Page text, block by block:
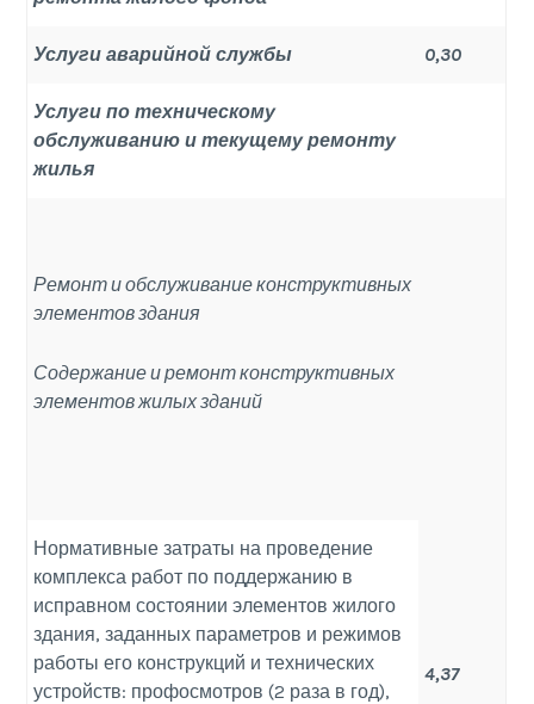
Услуги аварийной службы 0,30
Услуги по техническому
обслуживанию и текущему ремонту
жилья
Ремонт и обслуживание конструктивных
элементов здания
Содержание и ремонт конструктивных
элементов жилых зданий
4,37
Нормативные затраты на проведение
комплекса работ по поддержанию в
исправном состоянии элементов жилого
здания, заданных параметров и режимов
работы его конструкций и технических
устройств: профосмотров (2 раза в год),